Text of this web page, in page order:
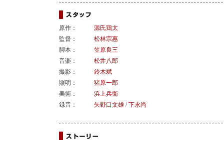
原作：
源氏鶏太
監督：
松林宗惠
脚本：
笠原良三
音楽：
松井八郎
撮影：
鈴木斌
照明：
猪原一郎
美術：
浜上兵衛
録音：
矢野口文雄/下永尚